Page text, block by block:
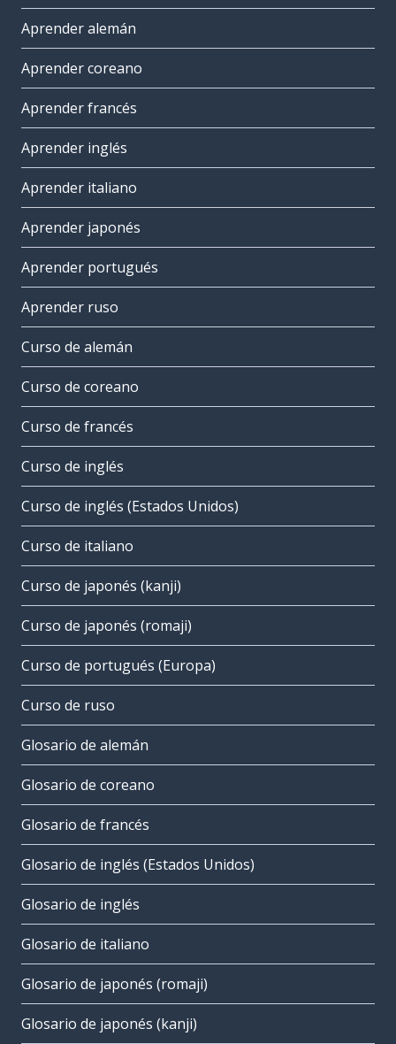
Aprender alemán
Aprender coreano
Aprender francés
Aprender inglés
Aprender italiano
Aprender japonés
Aprender portugués
Aprender ruso
Curso de alemán
Curso de coreano
Curso de francés
Curso de inglés
Curso de inglés (Estados Unidos)
Curso de italiano
Curso de japonés (kanji)
Curso de japonés (romaji)
Curso de portugués (Europa)
Curso de ruso
Glosario de alemán
Glosario de coreano
Glosario de francés
Glosario de inglés (Estados Unidos)
Glosario de inglés
Glosario de italiano
Glosario de japonés (romaji)
Glosario de japonés (kanji)